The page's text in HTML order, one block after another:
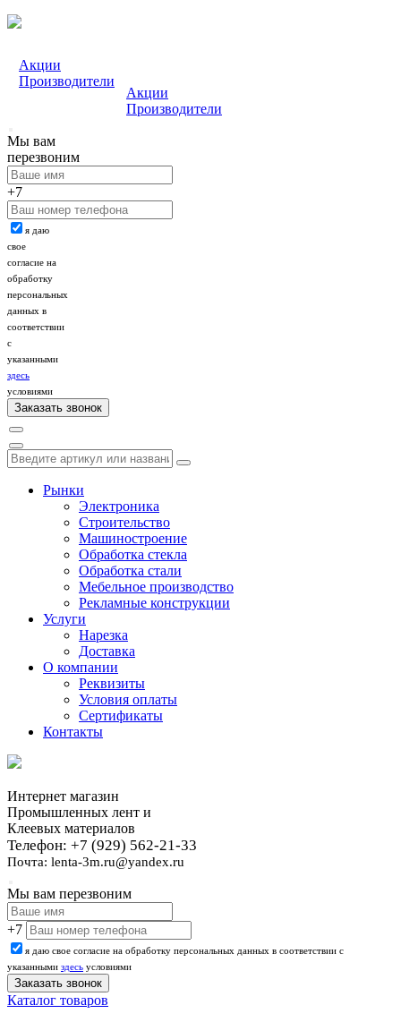
Акции
Производители
Акции
Производители
Мы вам
перезвоним
+7
я даю
свое
согласие на
обработку
персональных
данных в
соответствии
с
указанными
здесь
условиями
Рынки
Электроника
Строительство
Машиностроение
Обработка стекла
Обработка стали
Мебельное производство
Рекламные конструкции
Услуги
Нарезка
Доставка
О компании
Реквизиты
Условия оплаты
Сертификаты
Контакты
Интернет магазин
Промышленных лент и
Клеевых материалов
Телефон: +7 (929) 562-21-33
Почта: lenta-3m.ru@yandex.ru
Мы вам перезвоним
+7
я даю свое согласие на обработку персональных данных в соответствии с
указанными здесь условиями
Каталог товаров